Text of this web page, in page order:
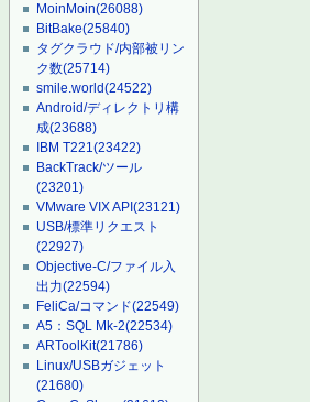
MoinMoin(26088)
BitBake(25840)
タグクラウド/内部被リン
ク数(25714)
smile.world(24522)
Android/ディレクトリ構
成(23688)
IBM T221(23422)
BackTrack/ツール
(23201)
VMware VIX API(23121)
USB/標準リクエスト
(22927)
Objective-C/ファイル入
出力(22594)
FeliCa/コマンド(22549)
A5：SQL Mk-2(22534)
ARToolKit(21786)
Linux/USBガジェット
(21680)